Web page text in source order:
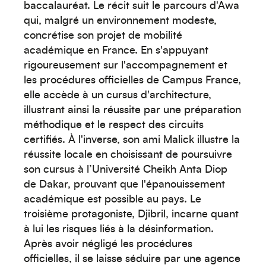
baccalauréat. Le récit suit le parcours d'Awa
qui, malgré un environnement modeste,
concrétise son projet de mobilité
académique en France. En s'appuyant
rigoureusement sur l'accompagnement et
les procédures officielles de Campus France,
elle accède à un cursus d'architecture,
illustrant ainsi la réussite par une préparation
méthodique et le respect des circuits
certifiés. À l'inverse, son ami Malick illustre la
réussite locale en choisissant de poursuivre
son cursus à l’Université Cheikh Anta Diop
de Dakar, prouvant que l'épanouissement
académique est possible au pays. Le
troisième protagoniste, Djibril, incarne quant
à lui les risques liés à la désinformation.
Après avoir négligé les procédures
officielles, il se laisse séduire par une agence
Océanie
Créez votre événement